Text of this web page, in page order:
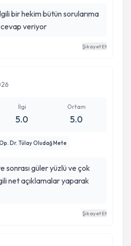
bir hekim bütün sorularıma
cevap veriyor
Şikayet Et
İlgi
5.0
Ortam
5.0
Dr. Tülay Oludağ Mete
sonrası güler yüzlü ve çok
net açıklamalar yaparak
Şikayet Et